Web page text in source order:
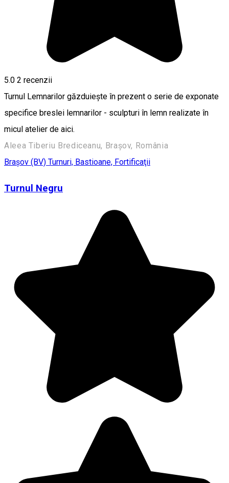
5.0 2 recenzii
Turnul Lemnarilor găzduieşte în prezent o serie de exponate
specifice breslei lemnarilor - sculpturi în lemn realizate în
micul atelier de aici.
Aleea Tiberiu Brediceanu, Brașov, România
Braşov (BV) Turnuri, Bastioane, Fortificaţii
Turnul Negru